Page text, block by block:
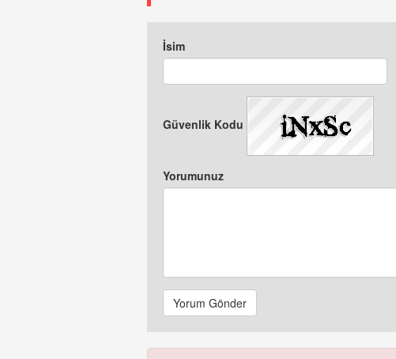
İsim
Güvenlik Kodu
Yorumunuz
Yorum Gönder